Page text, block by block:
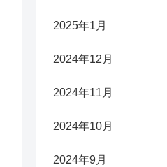
2025年1月
2024年12月
2024年11月
2024年10月
2024年9月